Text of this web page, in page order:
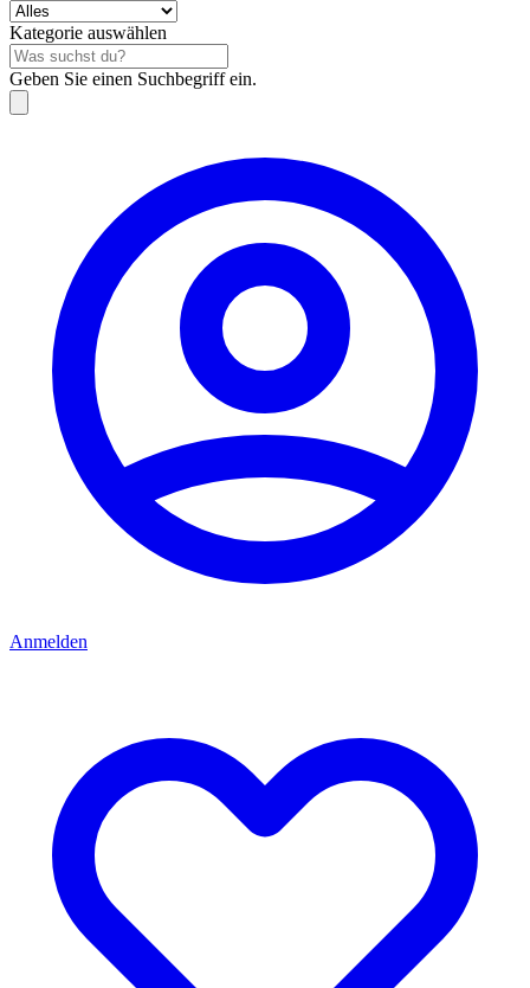
Kategorie auswählen
Geben Sie einen Suchbegriff ein.
Anmelden